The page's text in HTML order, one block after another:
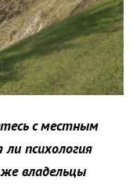
с местным
психология
владельцы